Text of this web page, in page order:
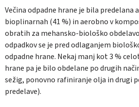
Večina odpadne hrane je bila predelana
bioplinarnah (41 %) in aerobno v
obratih za mehansko-biološko
odpadkov se je pred odlaganjem
odpadne hrane. Nekaj manj kot 3 %
hrane pa je bilo obdelane po drugih
sežig, ponovno rafiniranje olja in drugi
predelave).